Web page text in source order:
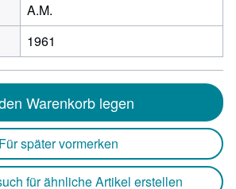
A.M.
1961
Warenkorb legen
Für später vormerken
für ähnliche Artikel erstellen